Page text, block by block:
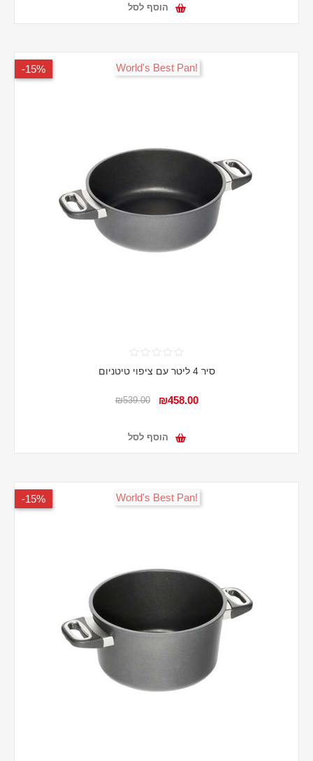
הוסף לסל
15%- !World's Best Pan
סיר 4 ליטר עם ציפוי טיטניום
₪458.00
₪539.00
הוסף לסל
15%- !World's Best Pan